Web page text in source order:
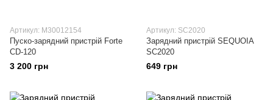
Артикул: M30012154
Пуско-зарядний пристрій Forte
CD-120
3 200 грн
Артикул: SC2020
Зарядний пристрій SEQUOIA
SC2020
649 грн